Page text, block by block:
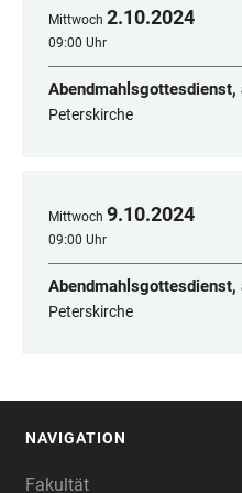
Mittwoch 2.10.2024
09:00 Uhr
Abendmahlsgottesdienst,
Peterskirche
Mittwoch 9.10.2024
09:00 Uhr
Abendmahlsgottesdienst,
Peterskirche
NAVIGATION
Fakultät